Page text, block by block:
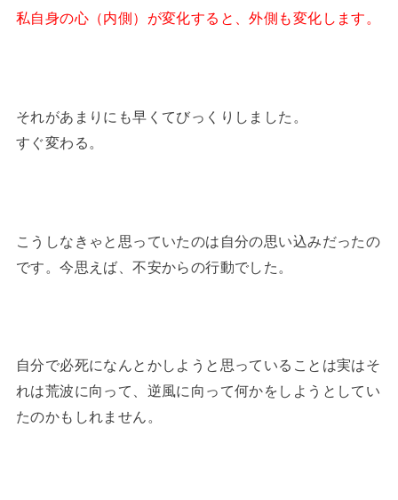
私自身の心（内側）が変化すると、外側も変化します。
それがあまりにも早くてびっくりしました。
すぐ変わる。
こうしなきゃと思っていたのは自分の思い込みだったの
です。今思えば、不安からの行動でした。
自分で必死になんとかしようと思っていることは実はそ
れは荒波に向って、逆風に向って何かをしようとしてい
たのかもしれません。